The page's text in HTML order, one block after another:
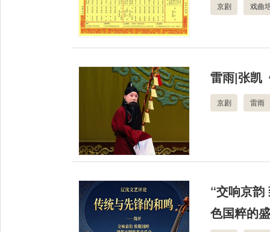
京剧 戏曲
雷雨|张凯
京剧 雷雨
“交响京韵
色国粹的